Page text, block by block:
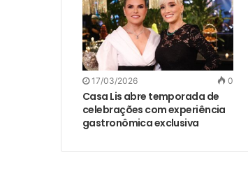
17/03/2026 0
Casa Lis abre temporada de
celebrações com experiência
gastronômica exclusiva